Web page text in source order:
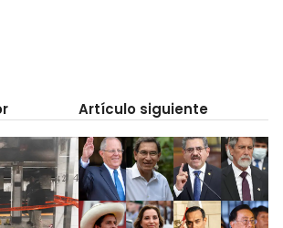
Artículo siguiente